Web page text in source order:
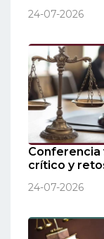
24-07-2026
Conferencia
crítico y
24-07-2026